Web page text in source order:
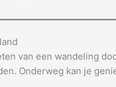
van een wandeling
Onderweg kan je